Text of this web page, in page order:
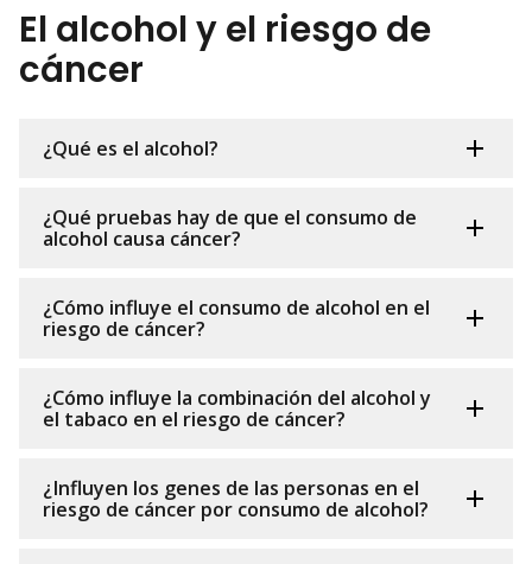
El alcohol y el riesgo de
cáncer
¿Qué es el alcohol?
¿Qué pruebas hay de que el consumo de
alcohol causa cáncer?
¿Cómo influye el consumo de alcohol en el
riesgo de cáncer?
¿Cómo influye la combinación del alcohol y
el tabaco en el riesgo de cáncer?
¿Influyen los genes de las personas en el
riesgo de cáncer por consumo de alcohol?